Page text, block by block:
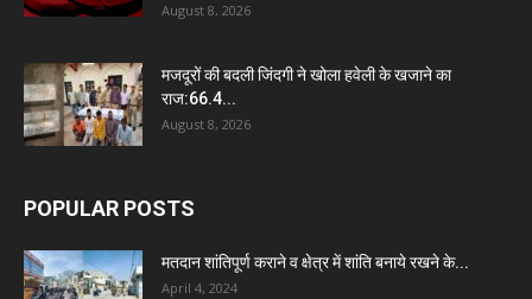
August 8, 2026
मजदूरों की बदली जिंदगी ने खोला हवेली के खजाने का
राज:66.4...
August 8, 2026
POPULAR POSTS
मतदान शांतिपूर्ण कराने व क्षेत्र में शांति बनाये रखने के...
April 4, 2024